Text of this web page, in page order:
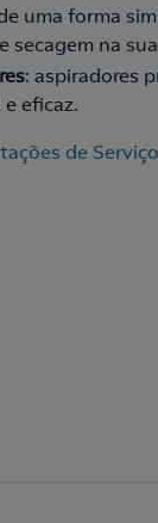
uma forma
secagem na
: aspiradores
eficaz.
de Serviço